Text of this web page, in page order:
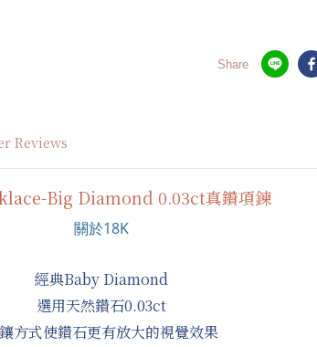
Share
Reviews
Big Diamond 0.03ct真鑽項鍊
關於18K
經典Baby Diamond
選用天然鑽石0.03ct
方式使鑽石更有放大的視覺效果